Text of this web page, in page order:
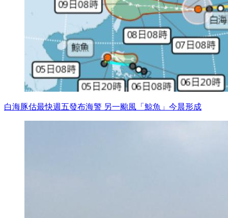
白海豚估最快週五發布海警 另一颱風「鯨魚」今晨形成